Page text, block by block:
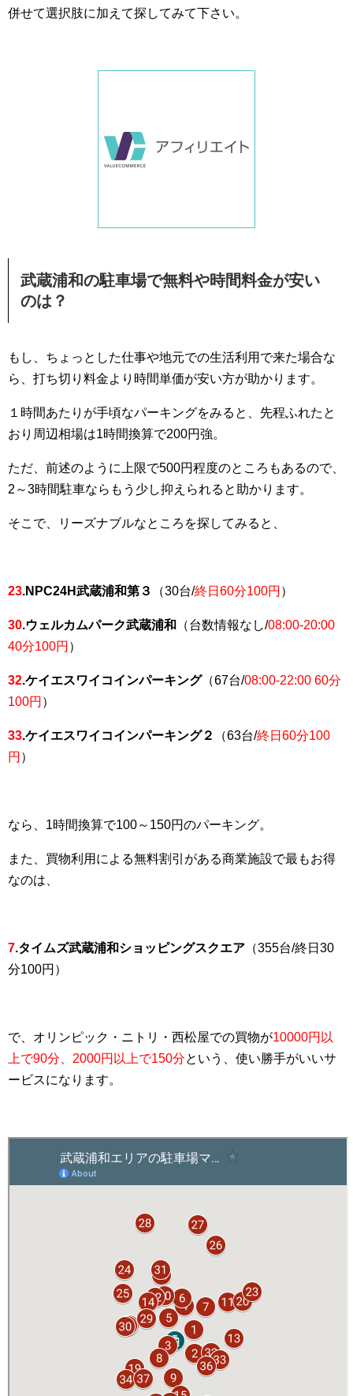
併せて選択肢に加えて探してみて下さい。
武蔵浦和の駐車場で無料や時間料金が安い
のは？
もし、ちょっとした仕事や地元での生活利用で来た場合な
ら、打ち切り料金より時間単価が安い方が助かります。
１時間あたりが手頃なパーキングをみると、先程ふれたと
おり周辺相場は1時間換算で200円強。
ただ、前述のように上限で500円程度のところもあるので、
2～3時間駐車ならもう少し抑えられると助かります。
そこで、リーズナブルなところを探してみると、
23.NPC24H武蔵浦和第３ （30台/終日60分100円 ）
30.ウェルカムパーク武蔵浦和 （台数情報なし/08:00-20:00
40分100円 ）
32.ケイエスワイコインパーキング（67台/08:00-22:00 60分
100円 ）
33.ケイエスワイコインパーキング２ （63台/終日60分100
円 ）
なら、1時間換算で100～150円のパーキング。
また、買物利用による無料割引がある商業施設で最もお得
なのは、
7.タイムズ武蔵浦和ショッピングスクエア （355台/終日30
分100円 ）
で、オリンピック・ニトリ・西松屋での買物が10000円以
上で90分、2000円以上で150分という、使い勝手がいいサ
ービスになります。